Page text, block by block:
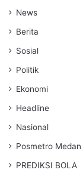
News
Berita
Sosial
Politik
Ekonomi
Headline
Nasional
Posmetro Medan
PREDIKSI BOLA